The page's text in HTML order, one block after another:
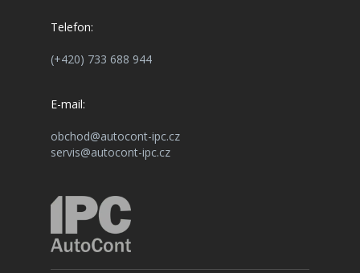
Telefon:
(+420) 733 688 944
E-mail:
obchod@autocont-ipc.cz
servis@autocont-ipc.cz